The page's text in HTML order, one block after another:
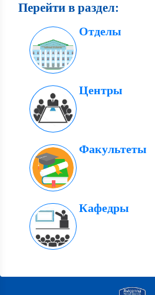
Перейти в раздел:
Отделы
Центры
Факультеты
Кафедры